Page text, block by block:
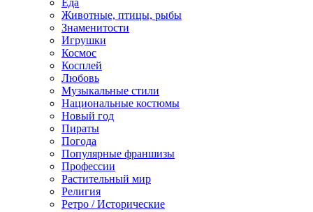
Еда
Животные, птицы, рыбы
Знаменитости
Игрушки
Космос
Косплей
Любовь
Музыкальные стили
Национальные костюмы
Новый год
Пираты
Погода
Популярные франшизы
Профессии
Растительный мир
Религия
Ретро / Исторические